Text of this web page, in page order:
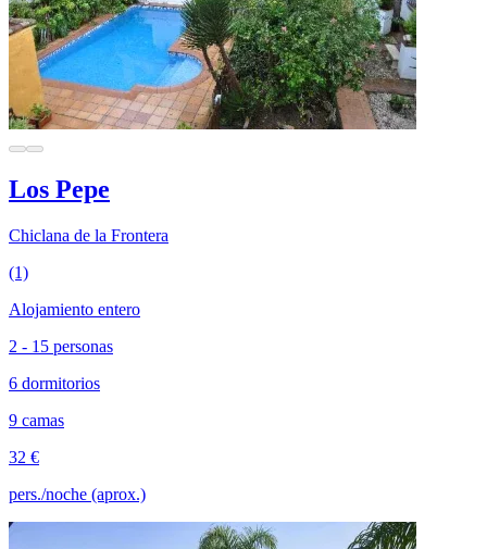
Los Pepe
Chiclana de la Frontera
(1)
Alojamiento entero
2 - 15 personas
6 dormitorios
9 camas
32 €
pers./noche (aprox.)